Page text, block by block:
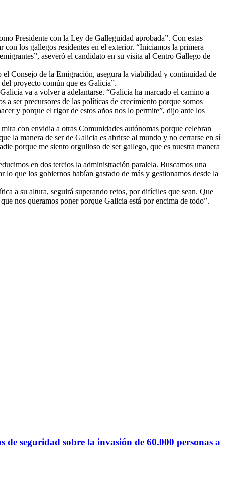
Presidente con la Ley de Galleguidad aprobada”. Con estas
los gallegos residentes en el exterior. “Iniciamos la primera
aseveró el candidato en su visita al Centro Gallego de
Consejo de la Emigración, asegura la viabilidad y continuidad de
proyecto común que es Galicia”.
va a volver a adelantarse. “Galicia ha marcado el camino a
ser precursores de las políticas de crecimiento porque somos
y porque el rigor de estos años nos lo permite”, dijo ante los
con envidia a otras Comunidades autónomas porque celebran
la manera de ser de Galicia es abrirse al mundo y no cerrarse en sí
porque me siento orgulloso de ser gallego, que es nuestra manera
en dos tercios la administración paralela. Buscamos una
que los gobiernos habían gastado de más y gestionamos desde la
a su altura, seguirá superando retos, por difíciles que sean. Que
nos queramos poner porque Galicia está por encima de todo”.
seguridad sobre la invasión de 60.000 personas a